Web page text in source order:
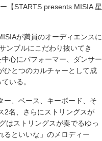
【STARTS presents MISIA 星
が満員のオーディエンスに
ンブルにこだわり抜いてき
心にパフォーマー、ダンサー
ひとつのカルチャーとして成
いる。
、ベース、キーボード、そ
2名、さらにストリングスが
はストリングスが奏でるゆっ
るといいな」のメロディー